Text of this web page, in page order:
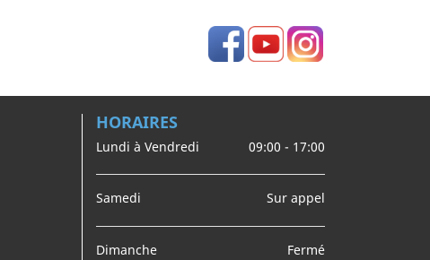
FacebookYouTubeInstagram
HORAIRES
Lundi à Vendredi 09:00 - 17:00
Samedi Sur appel
Dimanche Fermé